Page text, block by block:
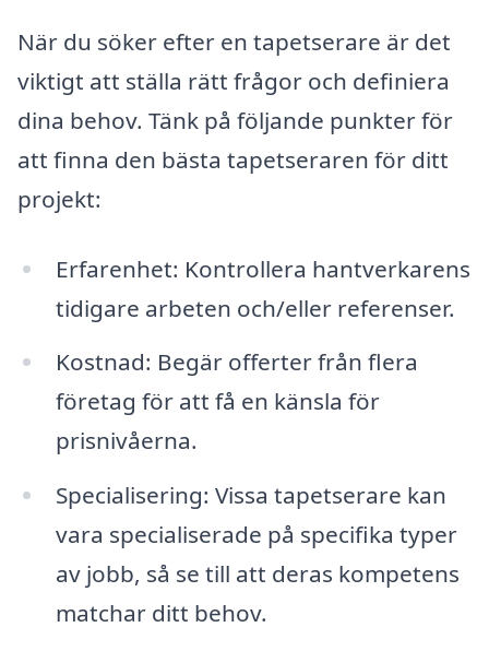
När du söker efter en tapetserare är det
viktigt att ställa rätt frågor och definiera
dina behov. Tänk på följande punkter för
att finna den bästa tapetseraren för ditt
projekt:
Erfarenhet: Kontrollera hantverkarens
tidigare arbeten och/eller referenser.
Kostnad: Begär offerter från flera
företag för att få en känsla för
prisnivåerna.
Specialisering: Vissa tapetserare kan
vara specialiserade på specifika typer
av jobb, så se till att deras kompetens
matchar ditt behov.